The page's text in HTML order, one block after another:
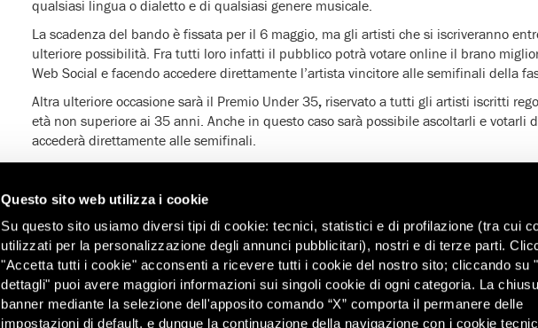
Questo sito web utilizza i cookie
Su questo sito usiamo diversi tipi di cookie: tecnici, statistici e di profilazione (tra cui
utilizzati per la personalizzazione degli annunci pubblicitari), nostri e di terze parti.
"Accetta tutti i cookie" acconsenti a ricevere tutti i cookie del nostro sito; cliccando su
dettagli" puoi avere maggiori informazioni sui singoli cookie di ogni categoria. La
banner mediante la selezione dell'apposito comando “X” comporta il permanere delle
impostazioni di default, e dunque la continuazione della navigazione con i cookie
qualsiasi lingua o dialetto e di qualsiasi genere musicale.
La scadenza del bando è fissata per il 6 maggio, ma gli artisti che si iscriveranno
ulteriore possibilità. Fra tutti loro infatti il pubblico potrà votare online il brano
Web Social e facendo accedere direttamente l’artista vincitore alle semifinali della
Altra ulteriore occasione sarà il Premio Under 35, riservato a tutti gli artisti iscritti
età non superiore ai 35 anni. Anche in questo caso sarà possibile ascoltarli e votarli
accederà direttamente alle semifinali.
L’Associazione Voci per la Libertà sceglierà poi tra tutti gli iscritti altre sei proposte,
al Premio Web Social e al Premio Under 35 al concorso dal vivo a Rosolina Mare.
esibizione degli 8 gruppi semifinalisti saranno a carico dell’Organizzazione.
Qui una giuria composta da importanti addetti ai lavori e giornalisti assegnerà il
Italia nella sezione Emergenti.
Il vincitore avrà diritto a molti bonus, come la produzione di un videoclip e, insieme
all’inserimento in un cd assieme ai big distribuito attraverso Amnesty International.
finalisti ci sono state anche decine di concerti e di laboratori musicali, un tour di 8